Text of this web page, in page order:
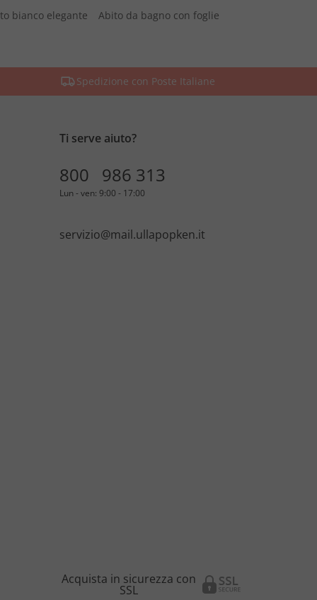
bianco elegante
Abito da bagno con foglie
Spedizione con Poste Italiane
Ti serve aiuto?
800 986 313
Lun - ven: 9:00 - 17:00
servizio@mail.ullapopken.it
Acquista in sicurezza con
SSL